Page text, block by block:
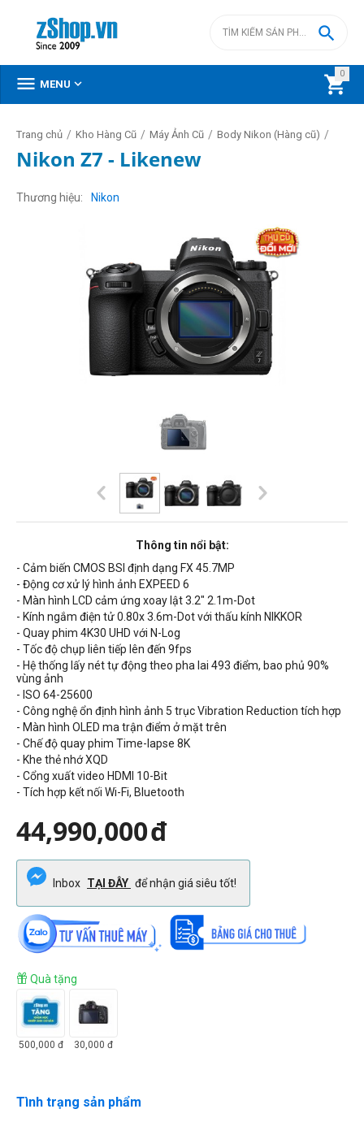
0


 MENU 
Trang chủ / Kho Hàng Cũ / Máy Ảnh Cũ / Body Nikon (Hàng cũ) /
Nikon Z7 - Likenew
Thương hiệu Nikon
Thông tin nổi bật:
- Cảm biến CMOS BSI định dạng FX 45.7MP
- Động cơ xử lý hình ảnh EXPEED 6
- Màn hình LCD cảm ứng xoay lật 3.2" 2.1m-Dot
- Kính ngắm điện tử 0.80x 3.6m-Dot với thấu kính NIKKOR
- Quay phim 4K30 UHD với N-Log
- Tốc độ chụp liên tiếp lên đến 9fps
- Hệ thống lấy nét tự động theo pha lai 493 điểm, bao phủ 90%
vùng ảnh
- ISO 64-25600
- Công nghệ ổn định hình ảnh 5 trục Vibration Reduction tích hợp
- Màn hình OLED ma trận điểm ở mặt trên
- Chế độ quay phim Time-lapse 8K
- Khe thẻ nhớ XQD
- Cổng xuất video HDMI 10-Bit
- Tích hợp kết nối Wi-Fi, Bluetooth
44,990,000đ
Inbox TẠI ĐÂY để nhận giá siêu tốt!
Quà tặng
500,000 đ 30,000 đ
Tình trạng sản phẩm